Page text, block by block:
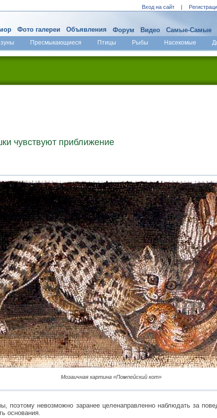
Вход на сайт |
Пресмыкающиеся Птицы Рыбы Насекомые
Фото галереи Объявления Форум Видео Самые-Самые
чувствуют приближение
Мозаичная картина «Помпейский кот»
поэтому невозможно заранее целенаправленно наблюдать за
основания.